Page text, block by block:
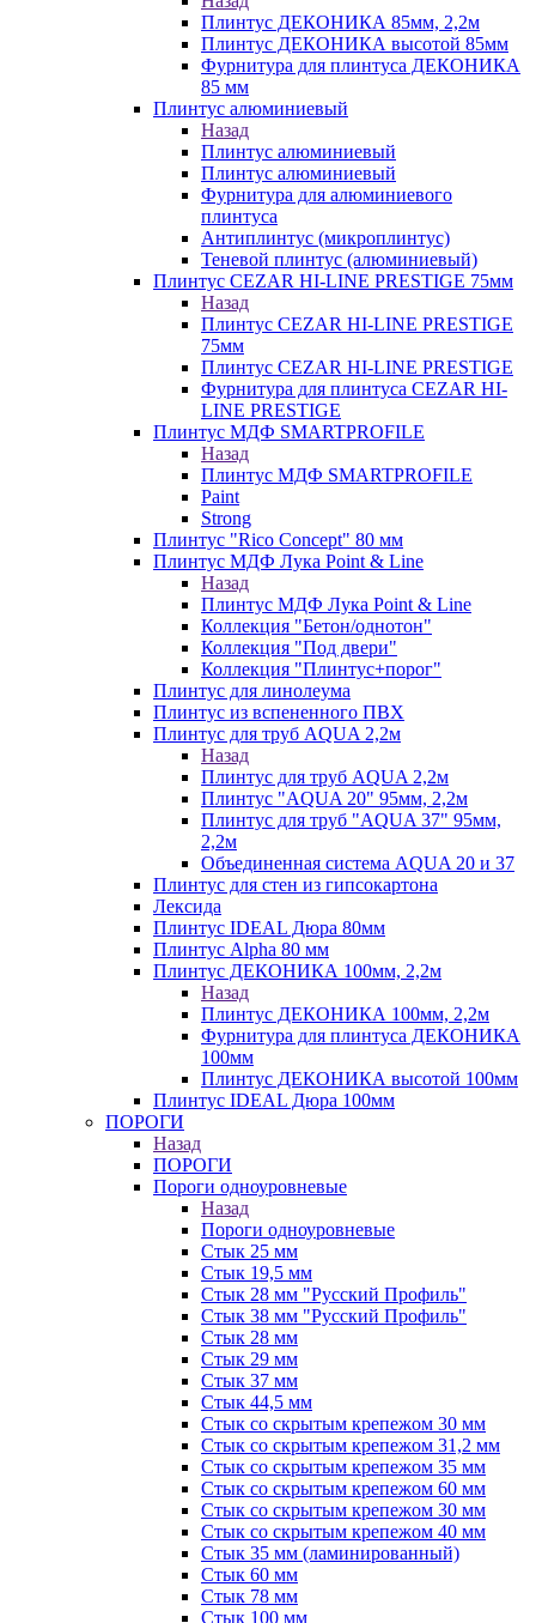
Плинтус ДЕКОНИКА 85мм, 2,2м
Плинтус ДЕКОНИКА высотой 85мм
Фурнитура для плинтуса ДЕКОНИКА
85 мм
Плинтус алюминиевый
Назад
Плинтус алюминиевый
Плинтус алюминиевый
Фурнитура для алюминиевого
плинтуса
Антиплинтус (микроплинтус)
Теневой плинтус (алюминиевый)
Плинтус CEZAR HI-LINE PRESTIGE 75мм
Назад
Плинтус CEZAR HI-LINE PRESTIGE
75мм
Плинтус CEZAR HI-LINE PRESTIGE
Фурнитура для плинтуса CEZAR HI-
LINE PRESTIGE
Плинтус МДФ SMARTPROFILE
Назад
Плинтус МДФ SMARTPROFILE
Paint
Strong
Плинтус "Rico Concept" 80 мм
Плинтус МДФ Лука Point & Line
Назад
Плинтус МДФ Лука Point & Line
Коллекция "Бетон/однотон"
Коллекция "Под двери"
Коллекция "Плинтус+порог"
Плинтус для линолеума
Плинтус из вспененного ПВХ
Плинтус для труб AQUA 2,2м
Назад
Плинтус для труб AQUA 2,2м
Плинтус "AQUA 20" 95мм, 2,2м
Плинтус для труб "AQUA 37" 95мм,
2,2м
Объединенная система AQUA 20 и 37
Плинтус для стен из гипсокартона
Лексида
Плинтус IDEAL Дюра 80мм
Плинтус Alpha 80 мм
Плинтус ДЕКОНИКА 100мм, 2,2м
Назад
Плинтус ДЕКОНИКА 100мм, 2,2м
Фурнитура для плинтуса ДЕКОНИКА
100мм
Плинтус ДЕКОНИКА высотой 100мм
Плинтус IDEAL Дюра 100мм
ПОРОГИ
Назад
ПОРОГИ
Пороги одноуровневые
Назад
Пороги одноуровневые
Стык 25 мм
Стык 19,5 мм
Стык 28 мм "Русский Профиль"
Стык 38 мм "Русский Профиль"
Стык 28 мм
Стык 29 мм
Стык 37 мм
Стык 44,5 мм
Стык со скрытым крепежом 30 мм
Стык со скрытым крепежом 31,2 мм
Стык со скрытым крепежом 35 мм
Стык со скрытым крепежом 60 мм
Стык со скрытым крепежом 30 мм
Стык со скрытым крепежом 40 мм
Стык 35 мм (ламинированный)
Стык 60 мм
Стык 78 мм
Стык 100 мм